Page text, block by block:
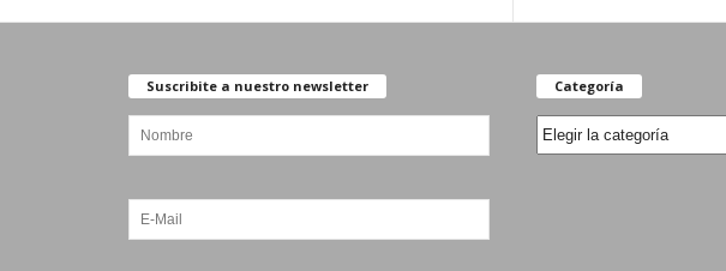
Suscribite a nuestro newsletter Categoría
Categoría